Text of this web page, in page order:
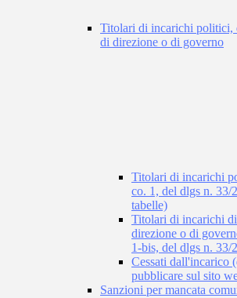
Titolari di incarichi politici,
di direzione o di governo
Titolari di incarichi
co. 1, del dlgs n. 33/
tabelle)
Titolari di incarichi
direzione o di
1-bis, del dlgs n. 33/
Cessati dall'incarico
pubblicare sul sito
Sanzioni per mancata